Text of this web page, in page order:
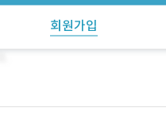
회원가입